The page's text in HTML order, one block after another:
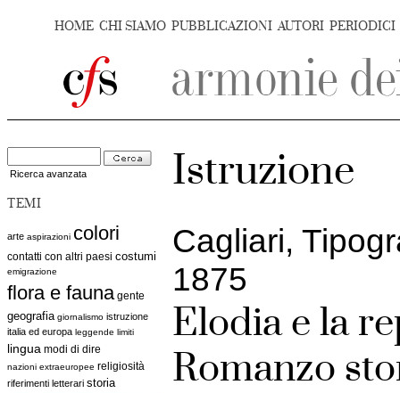
HOME CHI SIAMO PUBBLICAZIONI AUTORI PERIODICI
Ricerca avanzata
TEMI
arte aspirazioni colori
contatti con altri paesi costumi
emigrazione
flora e fauna gente
geografia giornalismo istruzione
italia ed europa leggende limiti
lingua modi di dire
nazioni extraeuropee religiosità
riferimenti letterari storia
Istruzione
Cagliari,
1875
Elodia e la
Romanzo